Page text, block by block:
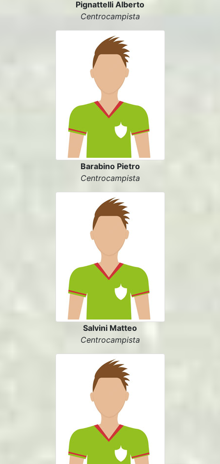
Pignattelli Alberto
Centrocampista
Barabino Pietro
Centrocampista
Salvini Matteo
Centrocampista